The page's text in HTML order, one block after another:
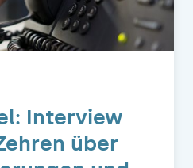
Interview
über